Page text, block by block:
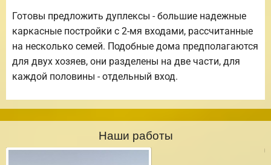
Готовы предложить дуплексы - большие надежные
каркасные постройки с 2-мя входами, рассчитанные
на несколько семей. Подобные дома предполагаются
для двух хозяев, они разделены на две части, для
каждой половины - отдельный вход.
Наши работы